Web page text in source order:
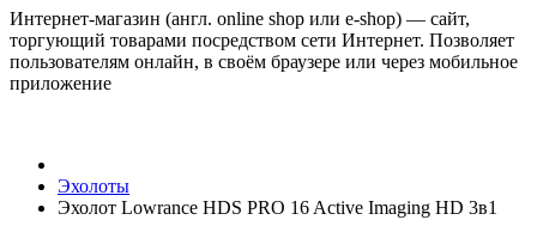
Интернет-магазин (англ. online shop или e-shop) — сайт,
торгующий товарами посредством сети Интернет. Позволяет
пользователям онлайн, в своём браузере или через мобильное
приложение
Эхолоты
Эхолот Lowrance HDS PRO 16 Active Imaging HD 3в1